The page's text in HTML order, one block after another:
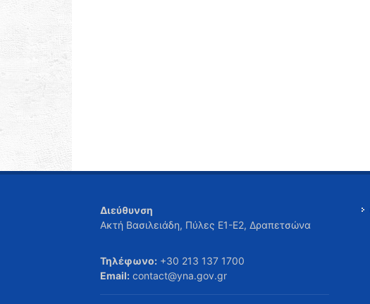
Διεύθυνση
Ακτή Βασιλειάδη, Πύλες Ε1-Ε2, Δραπετσώνα
Τηλέφωνο: +30 213 137 1700
Email: contact@yna.gov.gr